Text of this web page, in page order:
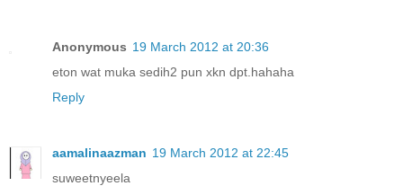
Anonymous 19 March 2012 at 20:36
eton wat muka sedih2 pun xkn dpt.hahaha
Reply
aamalinaazman 19 March 2012 at 22:45
suweetnyeela